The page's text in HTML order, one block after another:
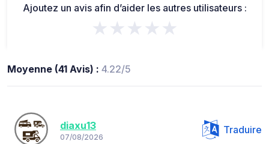
Ajoutez un avis afin d’aider les autres utilisateurs :
★★★★★
Moyenne (41 Avis) : 4.22/5
diaxu13
07/08/2026
Traduire